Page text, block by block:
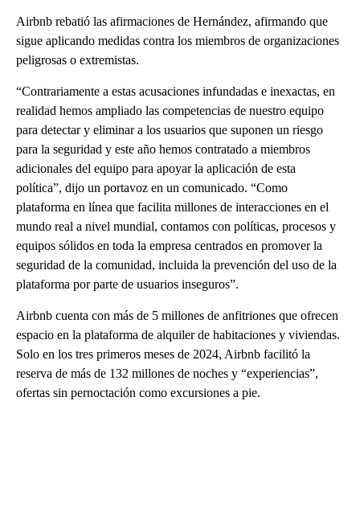
Airbnb rebatió las afirmaciones de Hernández, afirmando que
sigue aplicando medidas contra los miembros de organizaciones
peligrosas o extremistas.
“Contrariamente a estas acusaciones infundadas e inexactas, en
realidad hemos ampliado las competencias de nuestro equipo
para detectar y eliminar a los usuarios que suponen un riesgo
para la seguridad y este año hemos contratado a miembros
adicionales del equipo para apoyar la aplicación de esta
política”, dijo un portavoz en un comunicado. “Como
plataforma en línea que facilita millones de interacciones en el
mundo real a nivel mundial, contamos con políticas, procesos y
equipos sólidos en toda la empresa centrados en promover la
seguridad de la comunidad, incluida la prevención del uso de la
plataforma por parte de usuarios inseguros”.
Airbnb cuenta con más de 5 millones de anfitriones que ofrecen
espacio en la plataforma de alquiler de habitaciones y viviendas.
Solo en los tres primeros meses de 2024, Airbnb facilitó la
reserva de más de 132 millones de noches y “experiencias”,
ofertas sin pernoctación como excursiones a pie.